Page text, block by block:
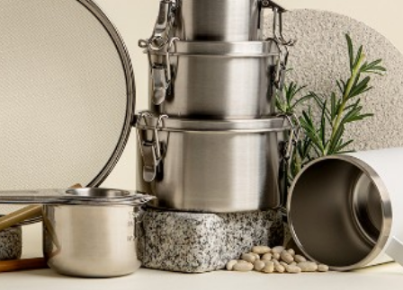
כוסות ובקבוקים
תינוקות וילדים
מארזים
משתמש חדש/אורח
להרשמה